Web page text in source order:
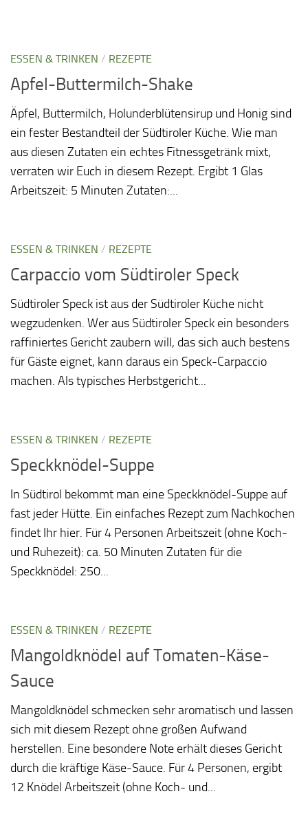
ESSEN & TRINKEN / REZEPTE
Apfel-Buttermilch-Shake
Äpfel, Buttermilch, Holunderblütensirup und Honig sind
ein fester Bestandteil der Südtiroler Küche. Wie man
aus diesen Zutaten ein echtes Fitnessgetränk mixt,
verraten wir Euch in diesem Rezept. Ergibt 1 Glas
Arbeitszeit: 5 Minuten Zutaten:...
ESSEN & TRINKEN / REZEPTE
Carpaccio vom Südtiroler Speck
Südtiroler Speck ist aus der Südtiroler Küche nicht
wegzudenken. Wer aus Südtiroler Speck ein besonders
raffiniertes Gericht zaubern will, das sich auch bestens
für Gäste eignet, kann daraus ein Speck-Carpaccio
machen. Als typisches Herbstgericht...
ESSEN & TRINKEN / REZEPTE
Speckknödel-Suppe
In Südtirol bekommt man eine Speckknödel-Suppe auf
fast jeder Hütte. Ein einfaches Rezept zum Nachkochen
findet Ihr hier. Für 4 Personen Arbeitszeit (ohne Koch-
und Ruhezeit): ca. 50 Minuten Zutaten für die
Speckknödel: 250...
ESSEN & TRINKEN / REZEPTE
Mangoldknödel auf Tomaten-Käse-
Sauce
Mangoldknödel schmecken sehr aromatisch und lassen
sich mit diesem Rezept ohne großen Aufwand
herstellen. Eine besondere Note erhält dieses Gericht
durch die kräftige Käse-Sauce. Für 4 Personen, ergibt
12 Knödel Arbeitszeit (ohne Koch- und...